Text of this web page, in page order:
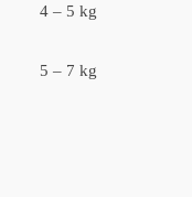
4 – 5 kg
5 – 7 kg